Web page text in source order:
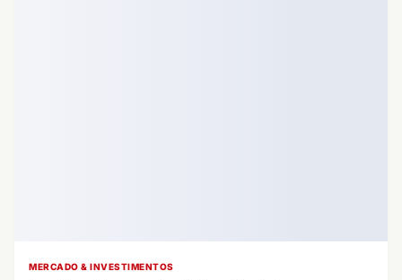
MERCADO & INVESTIMENTOS